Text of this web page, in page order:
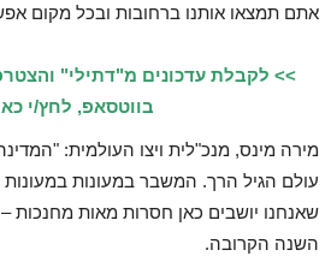
אתם תמצאו אותנו ברחובות ובכל מקום
>> לקבלת עדכונים מ"דתילי"
בווטסאפ, לחץ/י
מירה מינס, מנכ"לית ויצו העולמית:
עולם הגיל הרך. המשבר במעונות
שאנחנו יושבים כאן חסרות מאות מחנכות
השנה הקרובה.